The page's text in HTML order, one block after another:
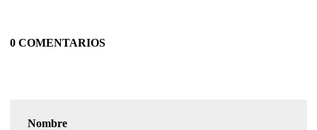
0 COMENTARIOS
Nombre